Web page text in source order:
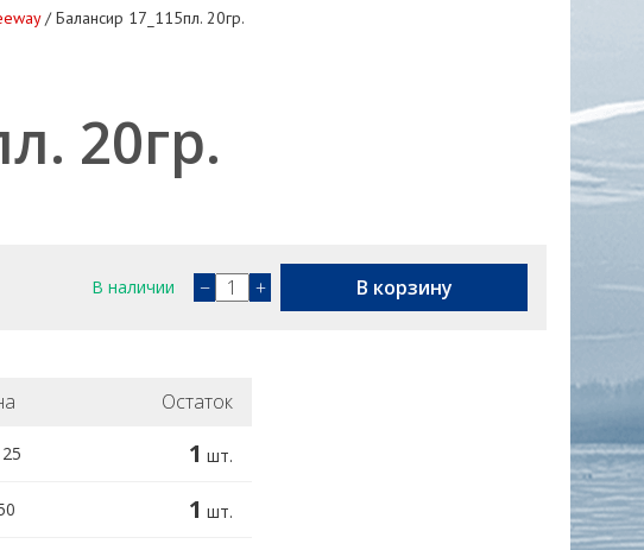
/Балансир 17_115пл. 20гр.
20гр.
В наличии − + В корзину
Остаток
1 шт.
1 шт.